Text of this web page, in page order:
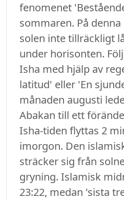
fenomenet
sommaren. På
solen inte tillräckligt
under horisonten.
Isha med hjälp av
latitud' eller 'En
månaden augusti
Abakan till ett
Isha-tiden flyttas 2
imorgon. Den
sträcker sig från
gryning. Islamisk
23:22, medan 'sista